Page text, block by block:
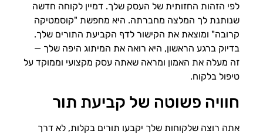
לפי הזהות החזותית של העסק שלך. דמיין לקוחה חדשה
שנותנת לך המלצה מחברתה. היא מחפשת "קוסמטיקה
קרובה" ומוצאת את הקישור לדף הקביעת התורים שלך.
בדיוק ברגע הראשון, היא רואה את המיתוג היפה שלך —
זה מעלה את האמון ומראה שאתה עסק מקצועי וממוקד על
טיפול בלקוח.
חוויה פשוטה של קביעת תור
אתה רוצה שלקוחות שלך יקבעו תורים בקלות, לא דרך